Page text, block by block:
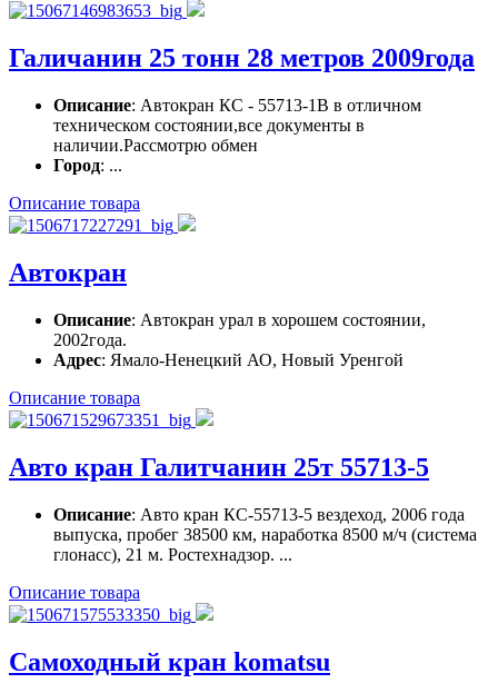
Галичанин 25 тонн 28 метров 2009года
Описание: Автокран КС - 55713-1В в отличном
техническом состоянии,все документы в
наличии.Рассмотрю обмен
Город: ...
Описание товара
Автокран
Описание: Автокран урал в хорошем состоянии,
2002года.
Адрес: Ямало-Ненецкий АО, Новый Уренгой
Описание товара
Авто кран Галитчанин 25т 55713-5
Описание: Авто кран КС-55713-5 вездеход, 2006 года
выпуска, пробег 38500 км, наработка 8500 м/ч (система
глонасс), 21 м. Ростехнадзор. ...
Описание товара
Самоходный кран komatsu